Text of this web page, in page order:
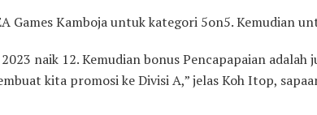
Games Kamboja untuk kategori 5on5. Kemudian
naik 12. Kemudian bonus Pencapapaian adalah
kita promosi ke Divisi A,” jelas Koh Itop,